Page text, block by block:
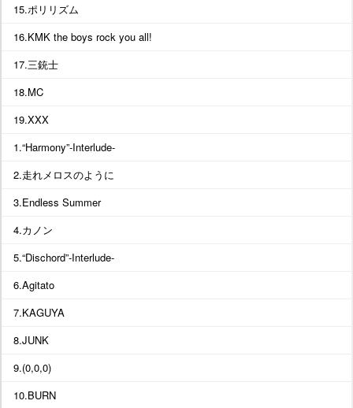
15.ポリリズム
16.KMK the boys rock you all!
17.三銃士
18.MC
19.XXX
1.“Harmony”-Interlude-
2.走れメロスのように
3.Endless Summer
4.カノン
5.“Dischord”-Interlude-
6.Agitato
7.KAGUYA
8.JUNK
9.(0,0,0)
10.BURN